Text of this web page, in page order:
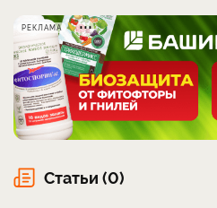
РЕКЛАМА
Статьи (0)